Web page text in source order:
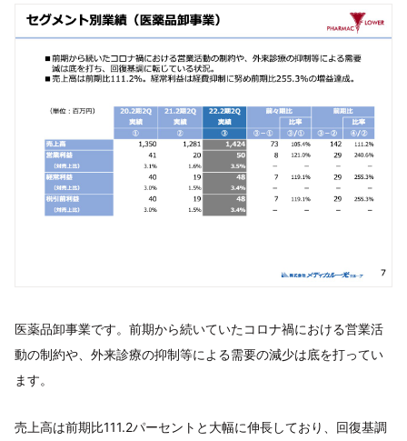
医薬品卸事業です。前期から続いていたコロナ禍における営業活
動の制約や、外来診療の抑制等による需要の減少は底を打ってい
ます。
売上高は前期比111.2パーセントと大幅に伸長しており、回復基調